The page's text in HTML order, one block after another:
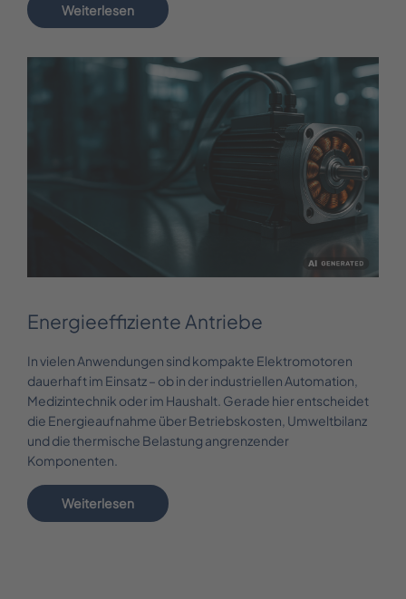
Weiterlesen
Energieeffiziente Antriebe
In vielen Anwendungen sind kompakte Elektromotoren
dauerhaft im Einsatz – ob in der industriellen Automation,
Medizintechnik oder im Haushalt. Gerade hier entscheidet
die Energieaufnahme über Betriebskosten, Umweltbilanz
und die thermische Belastung angrenzender
Komponenten.
Weiterlesen